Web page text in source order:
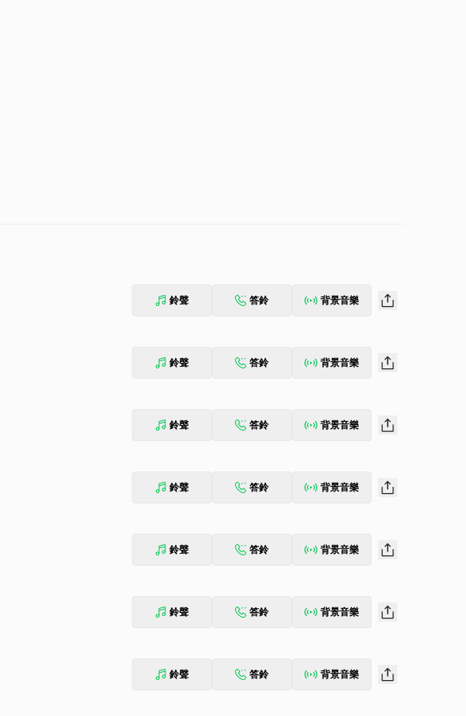
鈴聲 答鈴 背景音樂
鈴聲 答鈴 背景音樂
鈴聲 答鈴 背景音樂
鈴聲 答鈴 背景音樂
鈴聲 答鈴 背景音樂
鈴聲 答鈴 背景音樂
鈴聲 答鈴 背景音樂